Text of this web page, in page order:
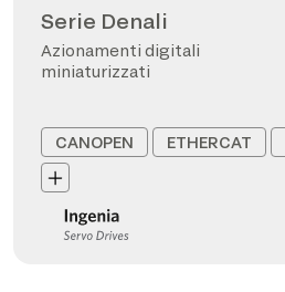
Serie Denali
Azionamenti digitali
miniaturizzati
CANOPEN ETHERCAT